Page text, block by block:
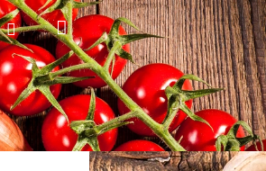
PrihlásenieNákupný
košík